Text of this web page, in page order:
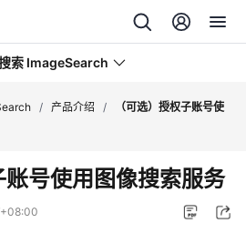
索 ImageSearch
/ 产品介绍 /
（可选）授权子账号使
账号使用图像搜索服务